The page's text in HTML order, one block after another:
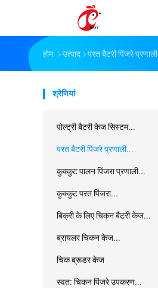
होम उत्पाद परत बैटरी पिंजरे प्रणाली
श्रेणियां
पोल्ट्री बैटरी केज सिस्टम...
परत बैटरी पिंजरे प्रणाली...
कुक्कुट पालन पिंजरा प्रणाली...
कुक्कुट परत पिंजरा...
बिक्री के लिए चिकन बैटरी केज...
ब्रायलर चिकन केज...
चिक ब्रूडर केज
स्वत: चिकन पिंजरे उपकरण...